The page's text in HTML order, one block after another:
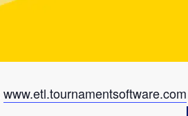
www.etl.tournamentsoftware.com